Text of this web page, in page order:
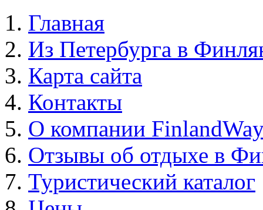
Главная
Из Петербурга в
Карта сайта
Контакты
О компании
Отзывы об отдыхе в
Туристический каталог